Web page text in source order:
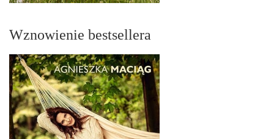
Wznowienie bestsellera